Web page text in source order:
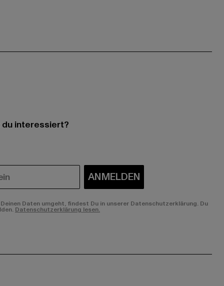
interessiert?
ANMELDEN
Daten umgeht, findest Du in unserer Datenschutzerklärung. Du
Datenschutzerklärung lesen.